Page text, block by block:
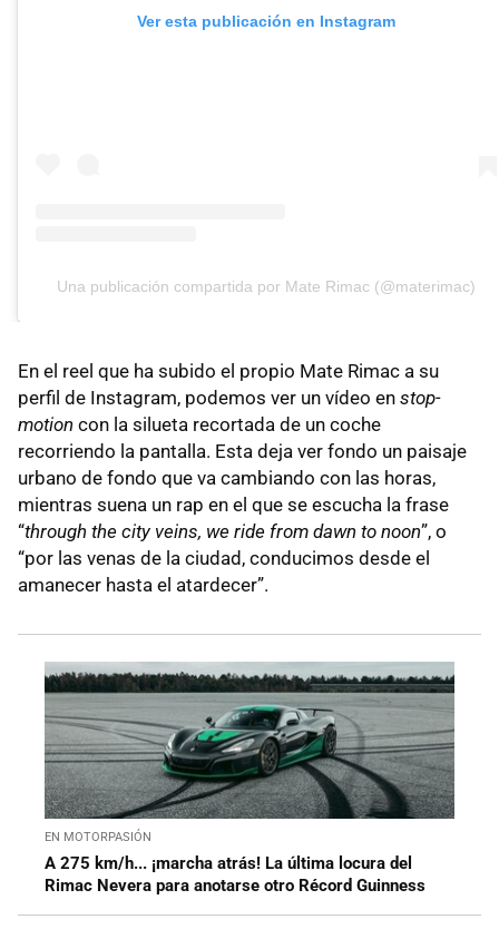
Ver esta publicación en Instagram
Una publicación compartida por Mate Rimac (@materimac)
En el reel que ha subido el propio Mate Rimac a su
perfil de Instagram, podemos ver un vídeo en stop-
motion con la silueta recortada de un coche
recorriendo la pantalla. Esta deja ver fondo un paisaje
urbano de fondo que va cambiando con las horas,
mientras suena un rap en el que se escucha la frase
“through the city veins, we ride from dawn to noon”, o
“por las venas de la ciudad, conducimos desde el
amanecer hasta el atardecer”.
EN MOTORPASIÓN
A 275 km/h... ¡marcha atrás! La última locura del
Rimac Nevera para anotarse otro Récord Guinness